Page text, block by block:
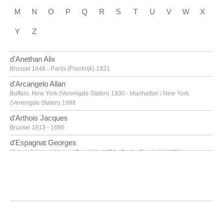
M N O P Q R S T U V W X
Y Z
d'Anethan Alix
Brussel 1848 - Parijs (Frankrijk) 1921
d'Arcangelo Allan
Buffalo, New York (Verenigde Staten) 1930 - Manhattan / New York
(Verenigde Staten) 1998
d'Arthois Jacques
Brussel 1613 - 1686
d'Espagnat Georges
Melun, Seine-et-Marne (Frankrijk) 1870 - Parijs (Frankrijk) 1950
Geraardsbergen 1921 - Brugge 1996